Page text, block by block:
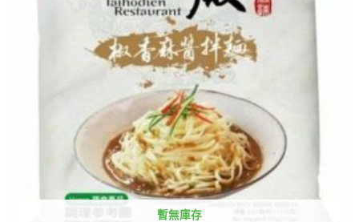
暫無庫存